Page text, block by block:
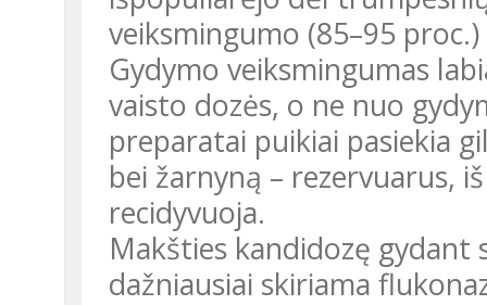
veiksmingumo (85–95
Gydymo veiksmingumas
vaisto dozės, o ne nuo
preparatai puikiai pasiekia
bei žarnyną – rezervuarus,
recidyvuoja.
Makšties kandidozę
dažniausiai skiriama